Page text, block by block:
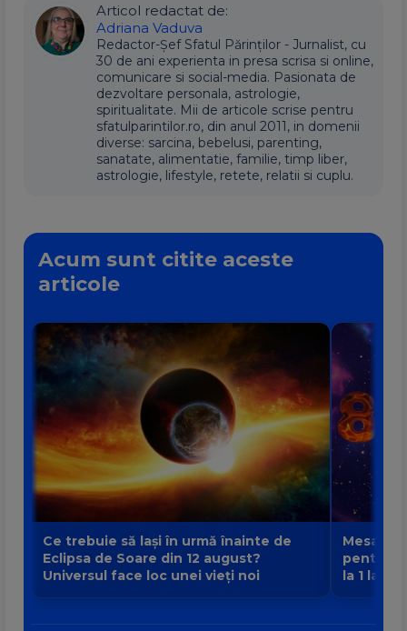
Articol redactat de:
Adriana Vaduva
Redactor-Șef Sfatul Părinților - Jurnalist, cu
30 de ani experienta in presa scrisa si online,
comunicare si social-media. Pasionata de
dezvoltare personala, astrologie,
spiritualitate. Mii de articole scrise pentru
sfatulparintilor.ro, din anul 2011, in domenii
diverse: sarcina, bebelusi, parenting,
sanatate, alimentatie, familie, timp liber,
astrologie, lifestyle, retete, relatii si cuplu.
Acum sunt citite aceste
articole
Ce trebuie să lași în urmă înainte de
Eclipsa de Soare din 12 august?
Universul face loc unei vieți noi
Mesajul
pentru
la 1 la 9